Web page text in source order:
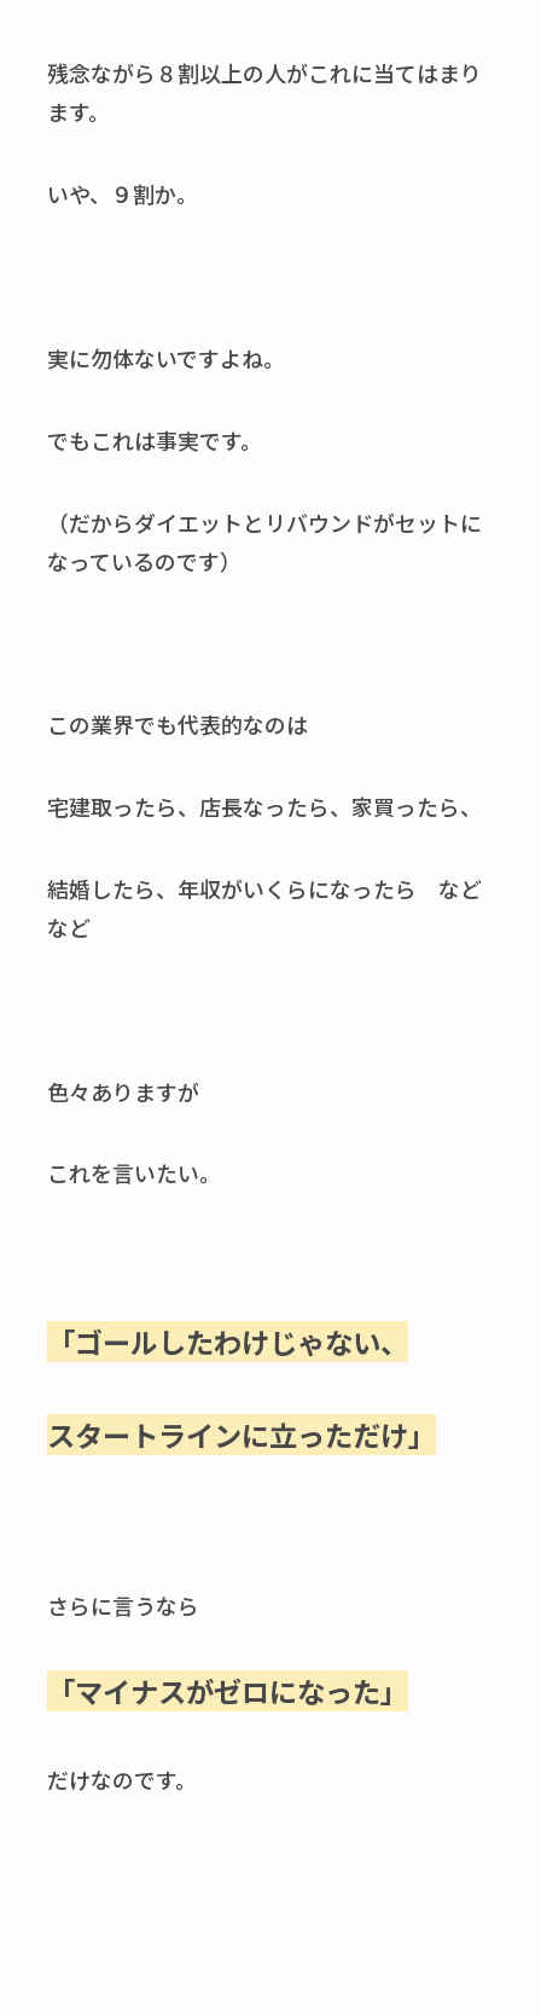
残念ながら８割以上の人がこれに当てはまり
ます。
いや、９割か。
実に勿体ないですよね。
でもこれは事実です。
（だからダイエットとリバウンドがセットに
なっているのです）
この業界でも代表的なのは
宅建取ったら、店長なったら、家買ったら、
結婚したら、年収がいくらになったら など
など
色々ありますが
これを言いたい。
「ゴールしたわけじゃない、
スタートラインに立っただけ」
さらに言うなら
「マイナスがゼロになった」
だけなのです。